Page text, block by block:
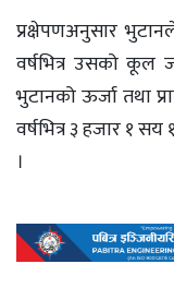
प्रक्षेपणअनुसार
वर्षभित्र उसको कूल
भुटानको ऊर्जा तथा
वर्षभित्र ३ हजार १
।